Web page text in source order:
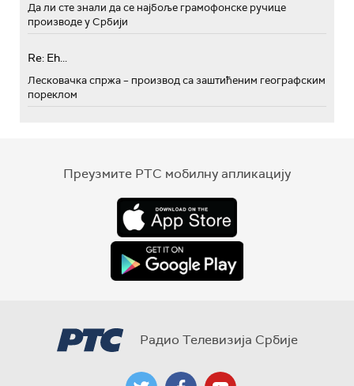
Да ли сте знали да се најбоље грамофонске ручице
производе у Србији
Re: Eh...
Лесковачка спржа – производ са заштићеним географским
пореклом
Преузмите РТС мобилну апликацију
Радио Телевизија Србије